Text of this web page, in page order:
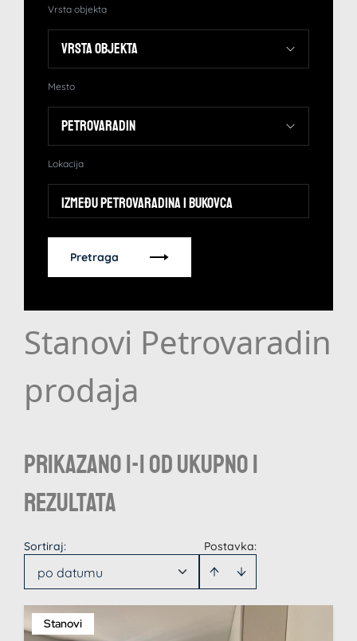
Vrsta objekta
Mesto
Lokacija
Između Petrovaradina i Bukovca
Pretraga
Stanovi Petrovaradin
prodaja
Prikazano 1-1 od ukupno 1
rezultata
Postavka:
Sortiraj:
po datumu
Stanovi